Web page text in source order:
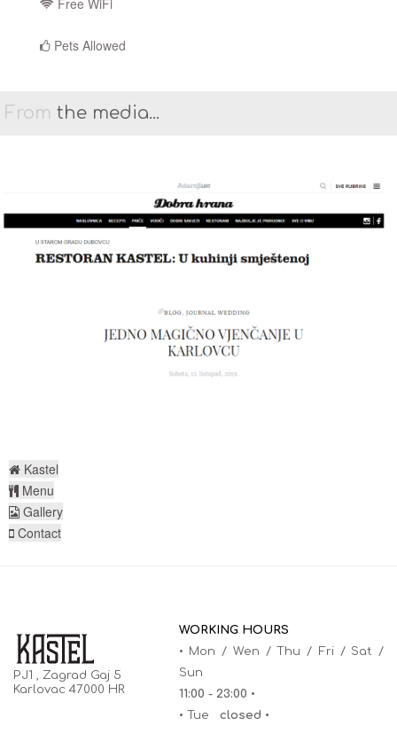
Pets Allowed
From the media...
Kastel
Menu
Gallery
Contact
PJ1 , Zagrad Gaj 5
Karlovac 47000 HR
WORKING HOURS
• Mon / Wen / Thu / Fri / Sat /
Sun
11:00 - 23:00 •
• Tue closed •